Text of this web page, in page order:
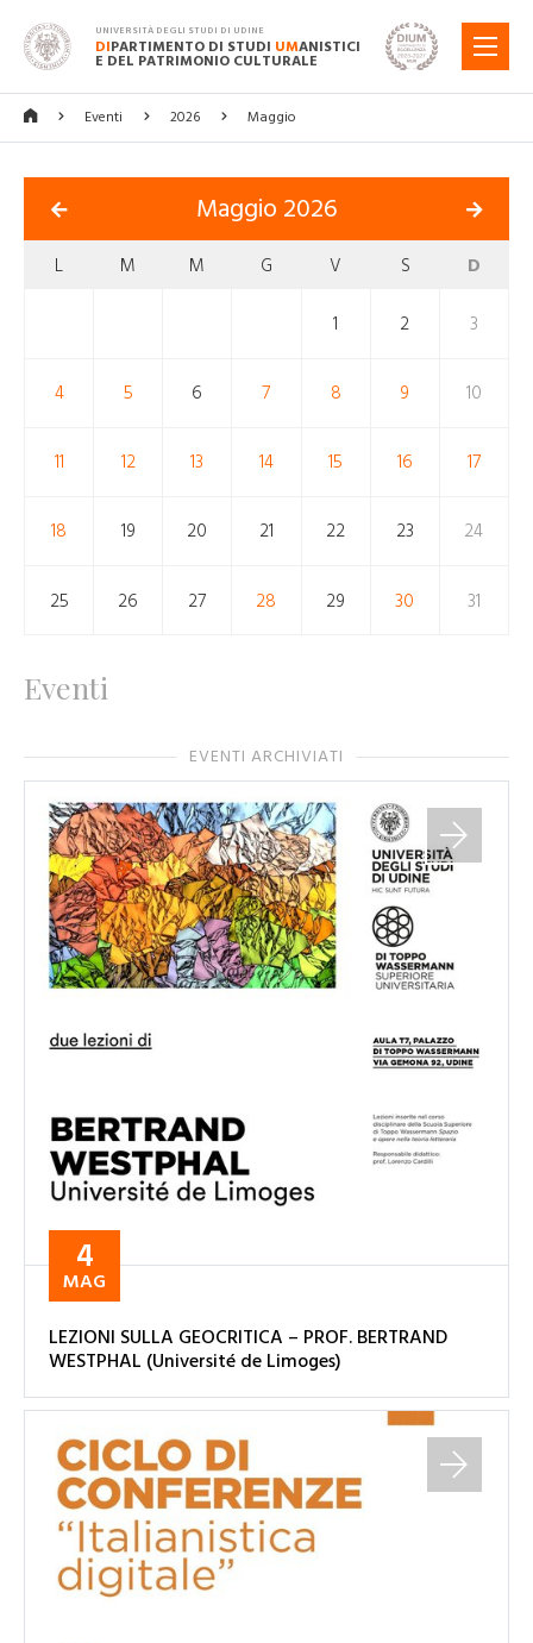
UNIVERSITÀ DEGLI STUDI DI UDINE
DIPARTIMENTO DI STUDI UMANISTICI
E DEL PATRIMONIO CULTURALE
MENU
Eventi 2026 Maggio
Maggio 2026
L M M G V S D
1 2 3
4 5 6 7 8 9 10
11 12 13 14 15 16 17
18 19 20 21 22 23 24
25 26 27 28 29 30 31
Eventi
EVENTI ARCHIVIATI
4
MAG
LEZIONI SULLA GEOCRITICA – PROF. BERTRAND
WESTPHAL (Université de Limoges)